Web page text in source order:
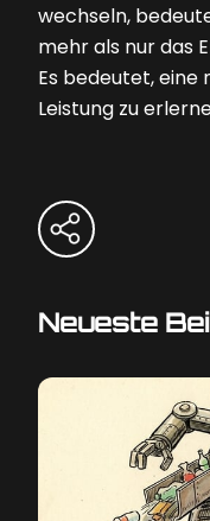
wechseln,
mehr als nur das
Es bedeutet, eine
Leistung zu
Neueste